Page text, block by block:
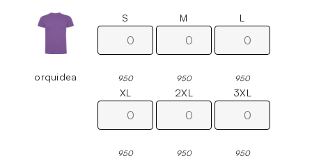
orquidea
S
950
M
950
L
950
XL
950
2XL
950
3XL
950